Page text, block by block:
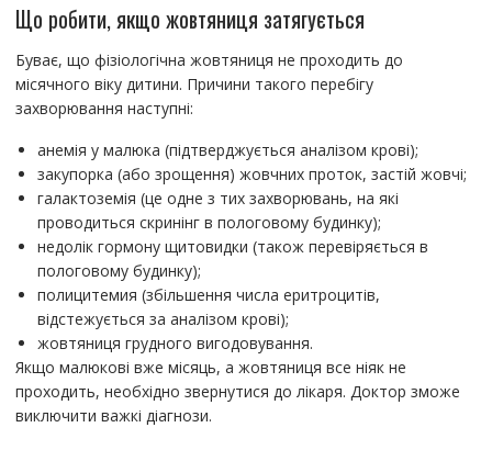
Що робити, якщо жовтяниця затягується
Буває, що фізіологічна жовтяниця не проходить до
місячного віку дитини. Причини такого перебігу
захворювання наступні:
анемія у малюка (підтверджується аналізом крові);
закупорка (або зрощення) жовчних проток, застій жовчі;
галактоземія (це одне з тих захворювань, на які
проводиться скринінг в пологовому будинку);
недолік гормону щитовидки (також перевіряється в
пологовому будинку);
полицитемия (збільшення числа еритроцитів,
відстежується за аналізом крові);
жовтяниця грудного вигодовування.
Якщо малюкові вже місяць, а жовтяниця все ніяк не
проходить, необхідно звернутися до лікаря. Доктор зможе
виключити важкі діагнози.